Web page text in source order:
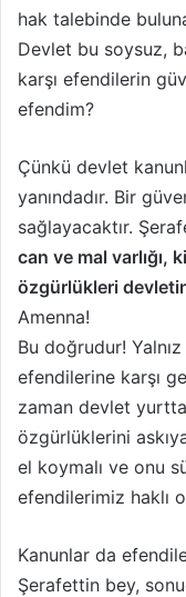
hak talebinde
Devlet bu soysuz,
karşı efendilerin
efendim?
Çünkü devlet
yanındadır. Bir
sağlayacaktır.
can ve mal varlığı,
özgürlükleri
Amenna!
Bu doğrudur!
efendilerine karşı
zaman devlet
özgürlüklerini
el koymalı ve onu
efendilerimiz haklı
Kanunlar da
Şerafettin bey,